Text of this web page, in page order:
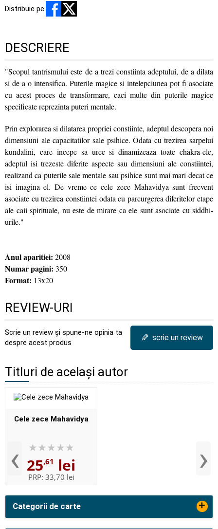
Categorii de carte +
Distribuie pe:
DESCRIERE
"Scopul tantrismului este de a trezi constiinta adeptului, de a dilata
si de a o intensifica. Puterile magice si intelepciunea pot fi asociate
cu acest proces de transformare, caci multe din puterile magice
specificate reprezinta puteri mentale.
Prin explorarea si dilatarea propriei constiinte, adeptul descopera noi
dimensiuni ale capacitatilor sale psihice. Odata cu trezirea sarpelui
kundalini, care incepe sa urce si dinamizeaza toate chakra-ele,
adeptul isi trezeste diferite aspecte sau dimensiuni ale constiintei,
realizand ca puterile sale mentale sau psihice sunt mai mari decat ce
isi imagina el. De vreme ce cele zece Mahavidya sunt frecvent
asociate cu trezirea constiintei odata cu parcurgerea diferitelor etape
ale caii spirituale, nu este de mirare ca ele sunt asociate cu siddhi-
urile."
Anul aparitiei: 2008
Numar pagini: 350
Format: 13x20
REVIEW-URI
Scrie un review și spune-ne opinia ta
despre acest produs
✎ scrie un review
Titluri de același autor
‹
Cele zece Mahavidya
25,61 lei
PRP: 33,70 lei ›